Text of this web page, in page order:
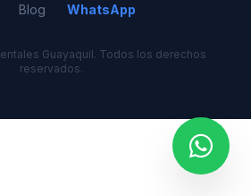
Blog WhatsApp
Guayaquil. Todos los derechos
reservados.